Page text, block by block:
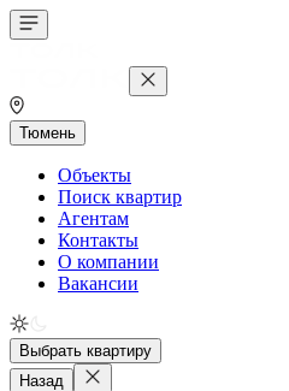
Тюмень
Объекты
Поиск квартир
Агентам
Контакты
О компании
Вакансии
Выбрать квартиру
Назад